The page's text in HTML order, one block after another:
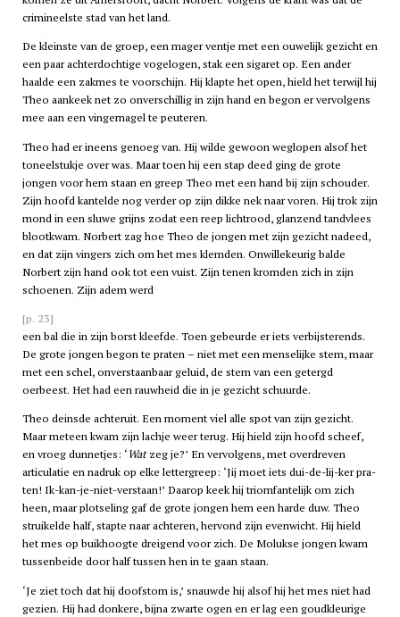
crimineelste stad van het land.
De kleinste van de groep, een mager ventje met een ouwelijk gezicht en
een paar achterdochtige vogelogen, stak een sigaret op. Een ander
haalde een zakmes te voorschijn. Hij klapte het open, hield het terwijl hij
Theo aankeek net zo onverschillig in zijn hand en begon er vervolgens
mee aan een vingernagel te peuteren.
Theo had er ineens genoeg van. Hij wilde gewoon weglopen alsof het
toneelstukje over was. Maar toen hij een stap deed ging de grote
jongen voor hem staan en greep Theo met een hand bij zijn schouder.
Zijn hoofd kantelde nog verder op zijn dikke nek naar voren. Hij trok zijn
mond in een sluwe grijns zodat een reep lichtrood, glanzend tandvlees
blootkwam. Norbert zag hoe Theo de jongen met zijn gezicht nadeed,
en dat zijn vingers zich om het mes klemden. Onwillekeurig balde
Norbert zijn hand ook tot een vuist. Zijn tenen kromden zich in zijn
schoenen. Zijn adem werd
[p. 23]
een bal die in zijn borst kleefde. Toen gebeurde er iets verbijsterends.
De grote jongen begon te praten – niet met een menselijke stem, maar
met een schel, onverstaanbaar geluid, de stem van een getergd
oerbeest. Het had een rauwheid die in je gezicht schuurde.
Theo deinsde achteruit. Een moment viel alle spot van zijn gezicht.
Maar meteen kwam zijn lachje weer terug. Hij hield zijn hoofd scheef,
en vroeg dunnetjes: ‘Watzeg je?’ En vervolgens, met overdreven
articulatie en nadruk op elke lettergreep: ‘Jij moet iets dui-de-lij-ker pra-
ten! Ik-kan-je-niet-verstaan!’ Daarop keek hij triomfantelijk om zich
heen, maar plotseling gaf de grote jongen hem een harde duw. Theo
struikelde half, stapte naar achteren, hervond zijn evenwicht. Hij hield
het mes op buikhoogte dreigend voor zich. De Molukse jongen kwam
tussenbeide door half tussen hen in te gaan staan.
‘Je ziet toch dat hij doofstom is,’ snauwde hij alsof hij het mes niet had
gezien. Hij had donkere, bijna zwarte ogen en er lag een goudkleurige